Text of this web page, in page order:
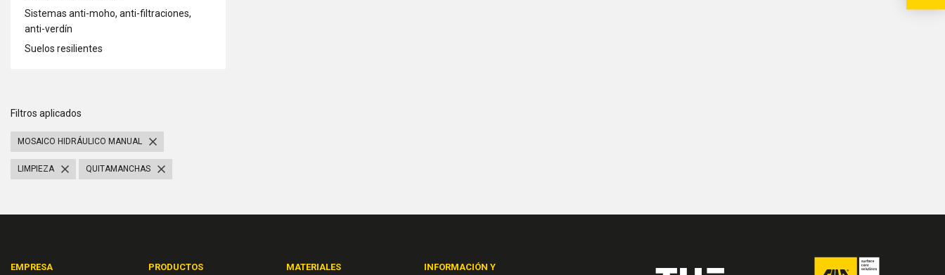
Sistemas anti-moho, anti-filtraciones,
anti-verdín
Suelos resilientes
Filtros aplicados
MOSAICO HIDRÁULICO MANUAL
LIMPIEZA QUITAMANCHAS
EMPRESA
PRODUCTOS
MATERIALES
INFORMACIÓN Y